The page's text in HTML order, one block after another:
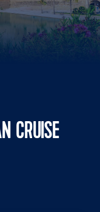
CRUISE